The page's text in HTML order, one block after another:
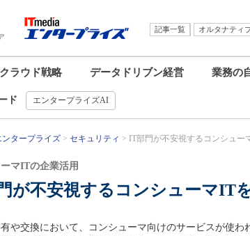
記事一覧 オルタナティ
ラウド戦略 データドリブン経営 業務の
ド エンタープライズAI
ンタープライズ セキュリティ IT部門が不安視するコンシュー
が不安視するコンシューマIT
マITの企業活用
や交換において、コンシューマ向けのサービスが使わ